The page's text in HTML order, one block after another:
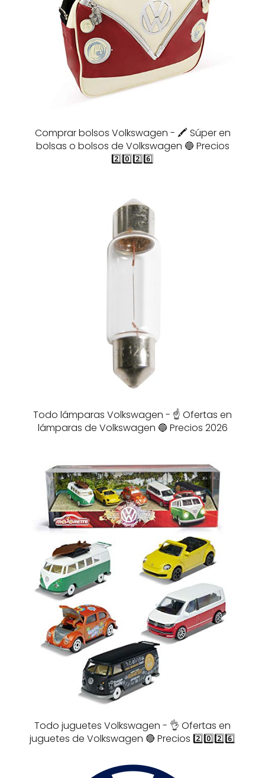
Comprar bolsos Volkswagen - 🖍️ Súper en
bolsas o bolsos de Volkswagen 🔵 Precios
2️⃣0️⃣2️⃣6️⃣
Todo lámparas Volkswagen - ☝️ Ofertas en
lámparas de Volkswagen 🔵 Precios 2026
Todo juguetes Volkswagen - 👌 Ofertas en
juguetes de Volkswagen 🔴 Precios 2️⃣0️⃣2️⃣6️⃣